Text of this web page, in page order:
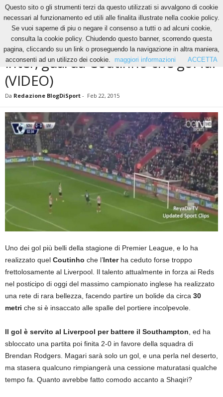
News Inter, guarda Coutinho che gol fa! (VIDEO)
NEWS
Inter, guarda Coutinho che gol fa!
(VIDEO)
Da Redazione BlogDiSport - Feb 22, 2015
Uno dei gol più belli della stagione di Premier League, e lo ha
realizzato quel Coutinho che l’Interha ceduto forse troppo
frettolosamente al Liverpool. Il talento attualmente in forza ai Reds
nel posticipo di oggi del massimo campionato inglese ha realizzato
una rete di rara bellezza, facendo partire un bolide da circa 30
metri che si è insaccato alle spalle del portiere incolpevole.
Il gol è servito al Liverpool per battere il Southampton , ed ha
sbloccato una partita poi finita 2-0 in favore della squadra di
Brendan Rodgers. Magari sarà solo un gol, e una perla nel deserto,
ma stasera qualcuno rimpiangerà una cessione maturatasi qualche
tempo fa. Quanto avrebbe fatto comodo accanto a Shaqiri?
Questo sito o gli strumenti terzi da questo utilizzati si avvalgono di cookie
necessari al funzionamento ed utili alle finalita illustrate nella cookie policy.
Se vuoi saperne di piu o negare il consenso a tutti o ad alcuni cookie,
consulta la cookie policy. Chiudendo questo banner, scorrendo questa
pagina, cliccando su un link o proseguendo la navigazione in altra maniera,
acconsenti ad un utilizzo dei cookie.
maggiori informazioni ACCETTA